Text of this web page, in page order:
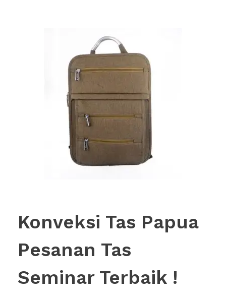
Konveksi Tas Papua
Pesanan Tas
Seminar Terbaik !